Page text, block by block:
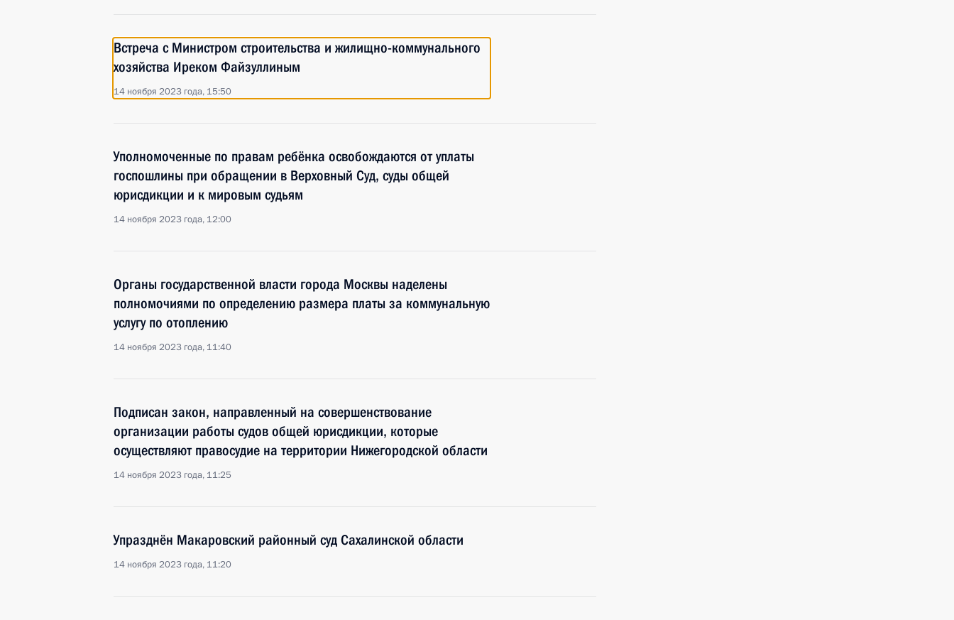
Встреча с Министром строительства и жилищно-коммунального
хозяйства Иреком Файзуллиным
14 ноября 2023 года, 15:50
Уполномоченные по правам ребёнка освобождаются от уплаты
госпошлины при обращении в Верховный Суд, суды общей
юрисдикции и к мировым судьям
14 ноября 2023 года, 12:00
Органы государственной власти города Москвы наделены
полномочиями по определению размера платы за коммунальную
услугу по отоплению
14 ноября 2023 года, 11:40
Подписан закон, направленный на совершенствование
организации работы судов общей юрисдикции, которые
осуществляют правосудие на территории Нижегородской области
14 ноября 2023 года, 11:25
Упразднён Макаровский районный суд Сахалинской области
14 ноября 2023 года, 11:20